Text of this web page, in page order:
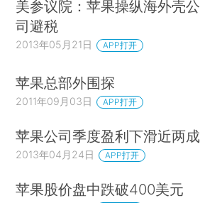
美参议院：苹果操纵海外壳公
司避税
2013年05月21日 APP打开
苹果总部外围探
2011年09月03日 APP打开
苹果公司季度盈利下滑近两成
2013年04月24日 APP打开
苹果股价盘中跌破400美元